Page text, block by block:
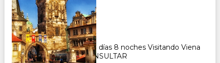
Duración:
9Días8Noches
Paquete Turístico de 9 días 8 noches Visitando Viena
Praga y Budapest CONSULTAR